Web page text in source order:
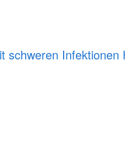
schweren Infektionen